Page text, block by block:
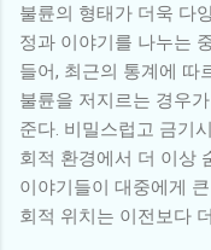
불륜의 형태가 더욱 다
정과 이야기를 나누는
들어, 최근의 통계에 따
불륜을 저지르는 경우
준다. 비밀스럽고 금기
회적 환경에서 더 이상
이야기들이 대중에게
회적 위치는 이전보다